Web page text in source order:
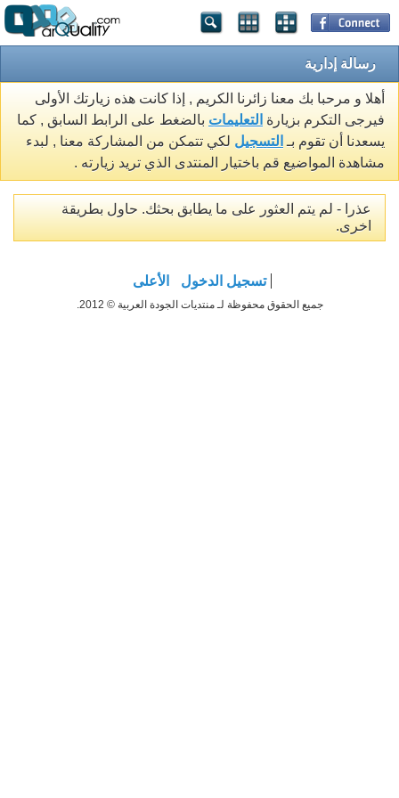
رسالة إدارية
أهلا و مرحبا بك معنا زائرنا الكريم , إذا كانت هذه زيارتك الأولى
فيرجى التكرم بزيارة التعليمات بالضغط على الرابط السابق , كما
يسعدنا أن تقوم بـ التسجيل لكي تتمكن من المشاركة معنا , لبدء
مشاهدة المواضيع قم باختيار المنتدى الذي تريد زيارته .
عذرا - لم يتم العثور على ما يطابق بحثك. حاول بطريقة
اخرى.
تسجيل الدخول الأعلى
جميع الحقوق محفوظة لـ منتديات الجودة العربية © 2012.